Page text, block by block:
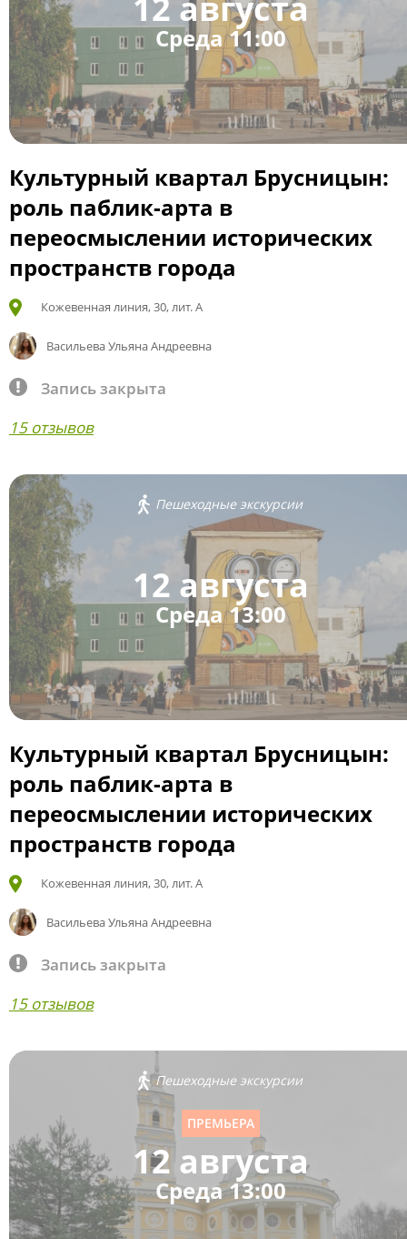
12 августа
Среда 11:00
Культурный квартал Брусницын:
роль паблик-арта в
переосмыслении исторических
пространств города
Кожевенная линия, 30, лит. А
Васильева Ульяна Андреевна
Запись закрыта
15 отзывов
Пешеходные экскурсии
12 августа
Среда 13:00
Культурный квартал Брусницын:
роль паблик-арта в
переосмыслении исторических
пространств города
Кожевенная линия, 30, лит. А
Васильева Ульяна Андреевна
Запись закрыта
15 отзывов
Пешеходные экскурсии
ПРЕМЬЕРА
12 августа
Среда 13:00